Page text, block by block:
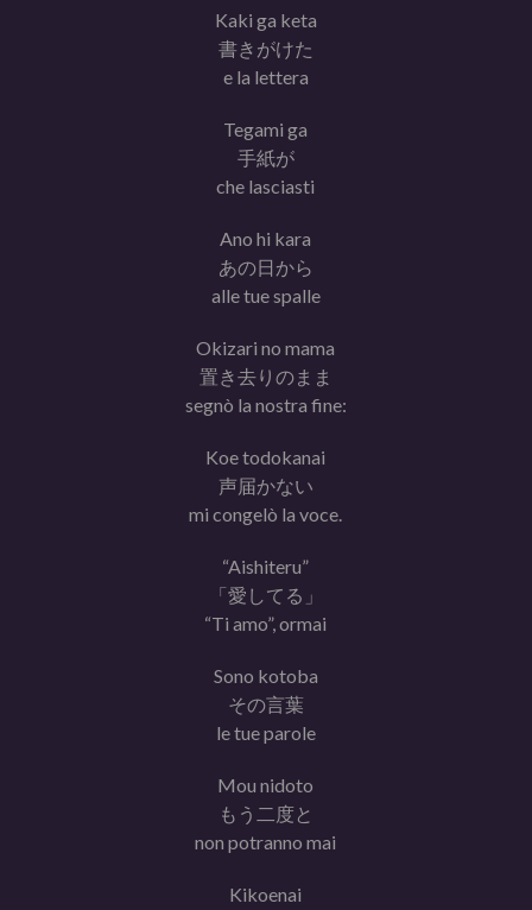
Kaki ga keta
書きがけた
e la lettera
Tegami ga
手紙が
che lasciasti
Ano hi kara
あの日から
alle tue spalle
Okizari no mama
置き去りのまま
segnò la nostra fine:
Koe todokanai
声届かない
mi congelò la voce.
“Aishiteru”
「愛してる」
“Ti amo”, ormai
Sono kotoba
その言葉
le tue parole
Mou nidoto
もう二度と
non potranno mai
Kikoenai